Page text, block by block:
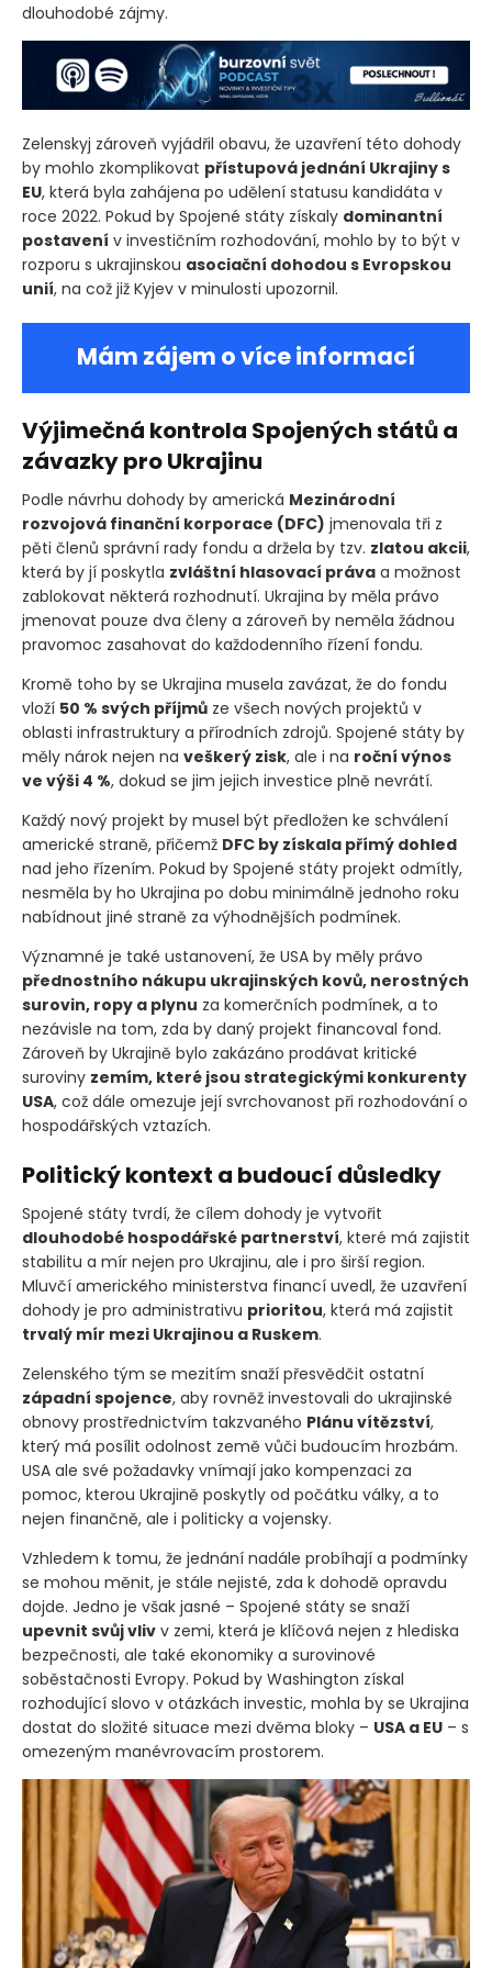
dlouhodobé zájmy.
Zelenskyj zároveň vyjádřil obavu, že uzavření této dohody
by mohlo zkomplikovat přístupová jednání Ukrajiny s
EU, která byla zahájena po udělení statusu kandidáta v
roce 2022. Pokud by Spojené státy získaly dominantní
postavení v investičním rozhodování, mohlo by to být v
rozporu s ukrajinskou asociační dohodou s Evropskou
unií, na což již Kyjev v minulosti upozornil.
Mám zájem o více informací
Výjimečná kontrola Spojených států a
závazky pro Ukrajinu
Podle návrhu dohody by americká Mezinárodní
rozvojová finanční korporace (DFC) jmenovala tři z
pěti členů správní rady fondu a držela by tzv. zlatou akcii,
která by jí poskytla zvláštní hlasovací práva a možnost
zablokovat některá rozhodnutí. Ukrajina by měla právo
jmenovat pouze dva členy a zároveň by neměla žádnou
pravomoc zasahovat do každodenního řízení fondu.
Kromě toho by se Ukrajina musela zavázat, že do fondu
vloží 50 % svých příjmů ze všech nových projektů v
oblasti infrastruktury a přírodních zdrojů. Spojené státy by
měly nárok nejen na veškerý zisk, ale i na roční výnos
ve výši 4 %, dokud se jim jejich investice plně nevrátí.
Každý nový projekt by musel být předložen ke schválení
americké straně, přičemž DFC by získala přímý dohled
nad jeho řízením. Pokud by Spojené státy projekt odmítly,
nesměla by ho Ukrajina po dobu minimálně jednoho roku
nabídnout jiné straně za výhodnějších podmínek.
Významné je také ustanovení, že USA by měly právo
přednostního nákupu ukrajinských kovů, nerostných
surovin, ropy a plynu za komerčních podmínek, a to
nezávisle na tom, zda by daný projekt financoval fond.
Zároveň by Ukrajině bylo zakázáno prodávat kritické
suroviny zemím, které jsou strategickými konkurenty
USA, což dále omezuje její svrchovanost při rozhodování o
hospodářských vztazích.
Politický kontext a budoucí důsledky
Spojené státy tvrdí, že cílem dohody je vytvořit
dlouhodobé hospodářské partnerství, které má zajistit
stabilitu a mír nejen pro Ukrajinu, ale i pro širší region.
Mluvčí amerického ministerstva financí uvedl, že uzavření
dohody je pro administrativu prioritou, která má zajistit
trvalý mír mezi Ukrajinou a Ruskem.
Zelenského tým se mezitím snaží přesvědčit ostatní
západní spojence, aby rovněž investovali do ukrajinské
obnovy prostřednictvím takzvaného Plánu vítězství,
který má posílit odolnost země vůči budoucím hrozbám.
USA ale své požadavky vnímají jako kompenzaci za
pomoc, kterou Ukrajině poskytly od počátku války, a to
nejen finančně, ale i politicky a vojensky.
Vzhledem k tomu, že jednání nadále probíhají a podmínky
se mohou měnit, je stále nejisté, zda k dohodě opravdu
dojde. Jedno je však jasné – Spojené státy se snaží
upevnit svůj vliv v zemi, která je klíčová nejen z hlediska
bezpečnosti, ale také ekonomiky a surovinové
soběstačnosti Evropy. Pokud by Washington získal
rozhodující slovo v otázkách investic, mohla by se Ukrajina
dostat do složité situace mezi dvěma bloky – USA a EU – s
omezeným manévrovacím prostorem.